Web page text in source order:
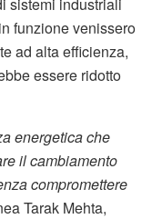
funzione venissero
ad alta efficienza,
essere ridotto
energetica che
il cambiamento
compromettere
Tarak Mehta,